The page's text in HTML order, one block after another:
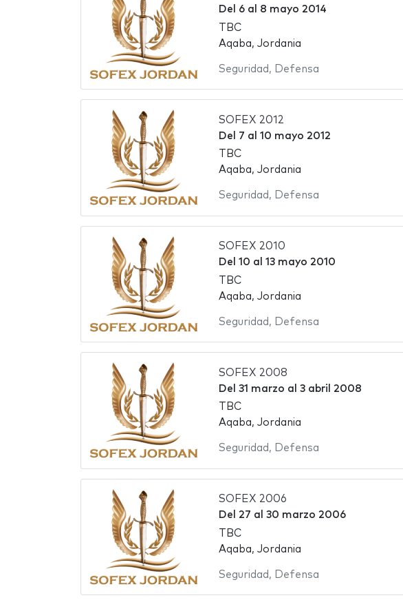
Del 6al 8 mayo 2014
TBC
Aqaba, Jordania
Seguridad , Defensa
SOFEX 2012
Del 7 al 10 mayo 2012
TBC
Aqaba, Jordania
Seguridad , Defensa
SOFEX 2010
Del 10 al 13 mayo 2010
TBC
Aqaba, Jordania
Seguridad , Defensa
SOFEX 2008
Del 31 marzo al 3 abril 2008
TBC
Aqaba, Jordania
Seguridad , Defensa
SOFEX 2006
Del 27 al 30 marzo 2006
TBC
Aqaba, Jordania
Seguridad , Defensa